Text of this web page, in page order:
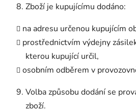
Zboží je kupujícímu dodáno:
na adresu určenou kupujícím
prostřednictvím výdejny
kterou kupující určil,
osobním odběrem v
Volba způsobu dodání se
zboží.